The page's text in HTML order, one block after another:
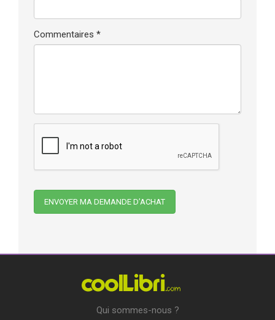
Commentaires *
Qui sommes-nous ?